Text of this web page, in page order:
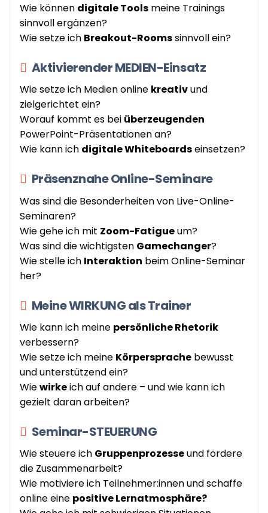
Wie können digitale Tools meine Trainings
sinnvoll ergänzen?
Wie setze ich Breakout-Roomssinnvoll ein?
Aktivierender MEDIEN-Einsatz
Wie setze ich Medien online kreativund
zielgerichtet ein?
Worauf kommt es bei überzeugenden
PowerPoint-Präsentationen an?
Wie kann ich digitale Whiteboardseinsetzen?
Präsenznahe Online-Seminare
Was sind die Besonderheiten von Live-Online-
Seminaren?
Wie gehe ich mit Zoom-Fatigueum?
Was sind die wichtigsten Gamechanger?
Wie stelle ich Interaktion beim Online-Seminar
her?
Meine WIRKUNG als Trainer
Wie kann ich meine persönliche Rhetorik
verbessern?
Wie setze ich meine Körpersprache bewusst
und unterstützend ein?
Wiewirkeich auf andere – und wie kann ich
gezielt daran arbeiten?
Seminar-STEUERUNG
Wie steuere ich Gruppenprozesseund fördere
die Zusammenarbeit?
Wie motiviere ich Teilnehmer:innen und schaffe
online eine positive Lernatmosphäre?